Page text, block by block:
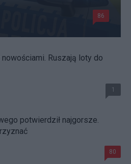
86
Ruszają loty do
1
potwierdził najgorsze.
80